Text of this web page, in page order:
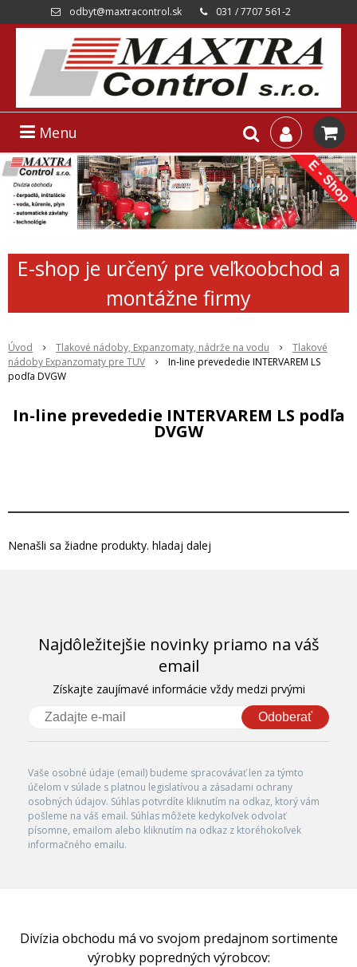
odbyt@maxtracontrol.sk 031 / 7707 561-2
Menu
E-shop je určený pre veľkoobchod a
montážne firmy
Úvod Tlakové nádoby, Expanzomaty, nádrže na vodu
Tlakové
nádoby Expanzomaty pre TUV
In-line prevededie INTERVAREM LS
podľa DVGW
In-line prevededie INTERVAREM LS podľa
DVGW
Nenašli sa žiadne produkty. hladaj dalej
Najdôležitejšie novinky priamo na váš
email
Získajte zaujímavé informácie vždy medzi prvými
Odoberať
Vaše osobné údaje (email) budeme spracovávať len za týmto
účelom v súlade s platnou legislatívou a zásadami ochrany
osobných údajov. Súhlas potvrdíte kliknutím na odkaz, ktorý vám
pošleme na váš email. Súhlas môžete kedykoľvek odvolať
písomne, emailom alebo kliknutím na odkaz z ktoréhokoľvek
informačného emailu.
Divízia obchodu má vo svojom predajnom sortimente
výrobky popredných výrobcov: